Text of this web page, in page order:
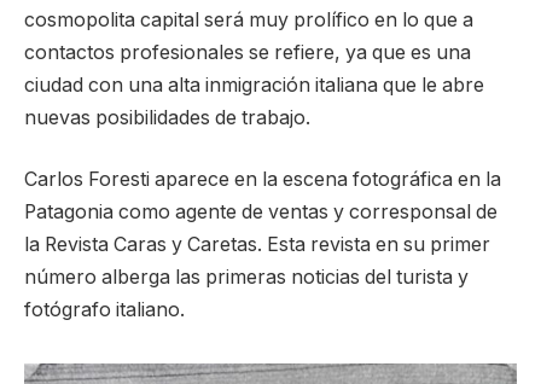
cosmopolita capital será muy prolífico en lo que a
contactos profesionales se refiere, ya que es una
ciudad con una alta inmigración italiana que le abre
nuevas posibilidades de trabajo.
Carlos Foresti aparece en la escena fotográfica en la
Patagonia como agente de ventas y corresponsal de
la Revista Caras y Caretas. Esta revista en su primer
número alberga las primeras noticias del turista y
fotógrafo italiano.